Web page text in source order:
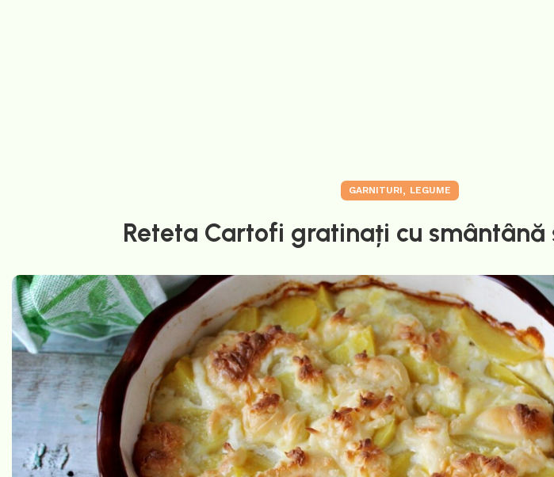
GARNITURI, LEGUME
Reteta Cartofi gratinați cu smântână